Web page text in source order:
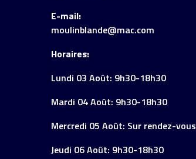
E-mail:
moulinblande@mac.com
Horaires:
Lundi 03 Août: 9h30-18h30
Mardi 04 Août: 9h30-18h30
Mercredi 05 Août: Sur rendez-vous
Jeudi 06 Août: 9h30-18h30